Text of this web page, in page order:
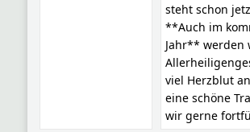
steht schon
**Auch im
Jahr** werden
viel Herzblut
eine schöne
wir gerne